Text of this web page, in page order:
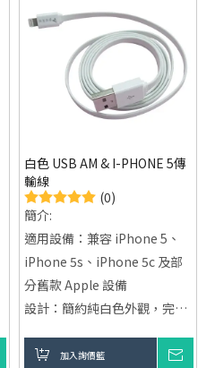
求。
耐用性：採用高品質編織線
材，不易斷裂，具備較高的抗
拉伸能力，適合長期使用。
多設備兼容性：兼容多種設
的應用範圍。
智能充電保護：內建智能芯
片，有效保護設備免受過充、
過熱、過壓等損害，保障充電
安全。
白色 USB AM & I-PHONE 5傳
輸線
(0)
簡介:
適用設備：兼容 iPhone 5、
iPhone 5s、iPhone 5c 及部
分舊款 Apple 設備
設計：簡約純白色外觀，完美
功能：高效充電與資料傳輸，
加入詢價籃